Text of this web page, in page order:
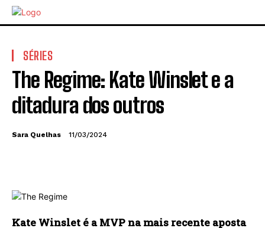
SÉRIES
The Regime: Kate Winslet e a
ditadura dos outros
Sara Quelhas 11/03/2024
Kate Winslet é a MVP na mais recente aposta